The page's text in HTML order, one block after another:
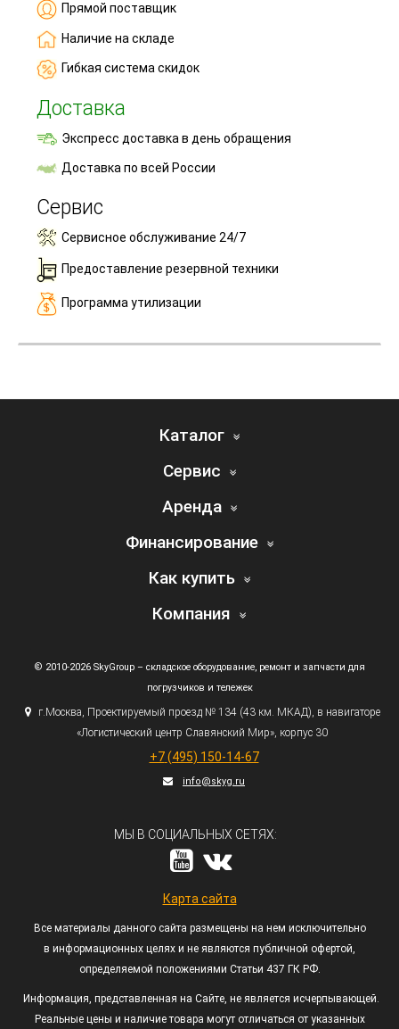
Прямой поставщик
Наличие на складе
Гибкая система скидок
Доставка
Экспресс доставка в день обращения
Доставка по всей России
Сервис
Сервисное обслуживание 24/7
Предоставление резервной техники
Программа утилизации
Каталог
Сервис
Аренда
Финансирование
Как купить
Компания
© 2010-2026 SkyGroup – складское оборудование, ремонт и запчасти для
погрузчиков и тележек
г.Москва, Проектируемый проезд № 134 (43км. МКАД), в навигаторе
«Логистический центр Славянский Мир», корпус 30
+7 (495) 150-14-67
info@skyg.ru
МЫ В СОЦИАЛЬНЫХ СЕТЯХ:
Карта сайта
Все материалы данного сайта размещены на нем исключительно
в информационных целях и не являются публичной офертой,
определяемой положениями Статьи 437 ГК РФ.
Информация, представленная на Сайте, не является исчерпывающей.
Реальные цены и наличие товара могут отличаться от указанных